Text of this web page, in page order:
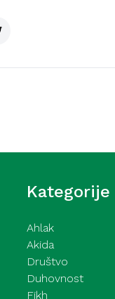
Kategorije
Ahlak
Akida
Društvo
Duhovnost
Fikh